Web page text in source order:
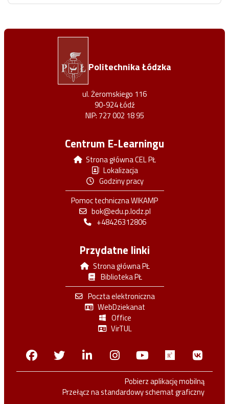
Politechnika Łódzka
ul. Żeromskiego 116
90-924 Łódź
NIP: 727 002 18 95
Centrum E-Learningu
Strona główna CEL PŁ
Lokalizacja
Godziny pracy
Pomoc techniczna WIKAMP
bok@edu.p.lodz.pl
+48426312806
Przydatne linki
Strona główna PŁ
Biblioteka PŁ
Poczta elektroniczna
WebDziekanat
Office
VirTUL
FacebookTwitterLinkedinInstagram
Youtube
Pobierz aplikację mobilną
Przełącz na standardowy schemat graficzny